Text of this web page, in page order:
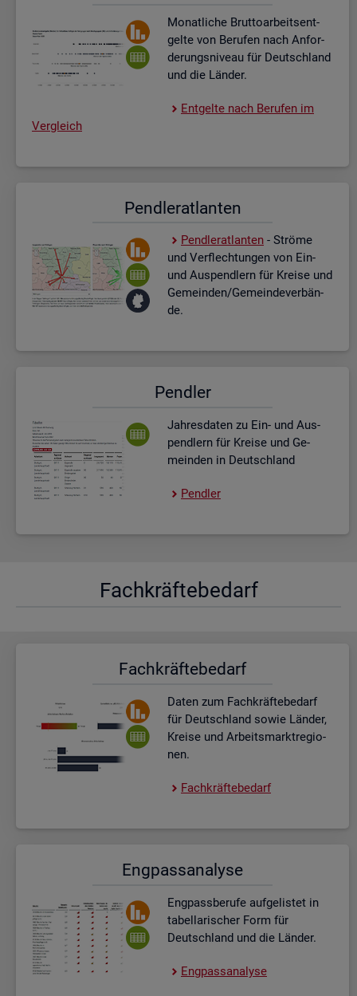
Mo­nat­li­che Brut­to­ar­beits­ent­
gel­te von Be­ru­fen nach An­for­
de­rungs­ni­veau für Deutsch­land
und die Län­der.
Ent­gel­te nach Be­ru­fen im
Ver­gleich
Pend­ler­at­lan­ten
Pend­ler­at­lan­ten - Strö­me
und Ver­flech­tun­gen von Ein-
und Aus­pend­lern für Krei­se und
Ge­mein­den/Ge­mein­de­ver­bän­
de.
Pend­ler
Jah­res­da­ten zu Ein- und Aus­
pend­lern für Krei­se und Ge­
mein­den in Deutsch­land
Pend­ler
Fach­kräf­te­be­darf
Fach­kräf­te­be­darf
Daten zum Fach­kräf­te­be­darf
für Deutsch­land sowie Län­der,
Krei­se und Ar­beits­markt­re­gio­
nen.
Fach­kräf­te­be­darf
Eng­pass­ana­ly­se
Eng­pass­be­ru­fe auf­ge­lis­tet in
ta­bel­la­ri­scher Form für
Deutsch­land und die Län­der.
Eng­pass­ana­ly­se